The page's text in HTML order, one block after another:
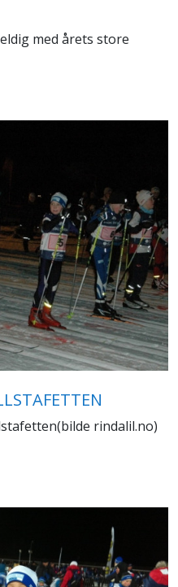
med årets store
rindalil.no)